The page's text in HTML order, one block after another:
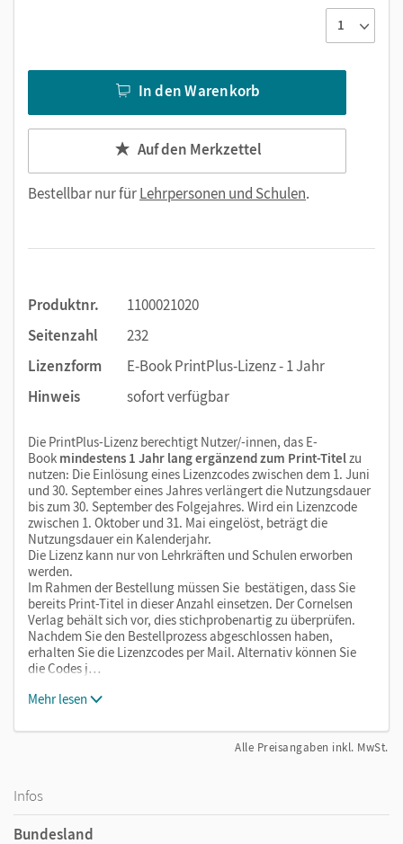
In den Warenkorb
Auf den Merkzettel
Bestellbar nur fürLehrpersonen und Schulen.
Produktnr.
1100021020
Seitenzahl
232
Lizenzform
E-Book PrintPlus-Lizenz - 1 Jahr
Hinweis
sofort verfügbar
Die PrintPlus-Lizenz berechtigt Nutzer/-innen, das E-
Book mindestens 1 Jahr lang ergänzend zum Print-Titelzu
nutzen: Die Einlösung eines Lizenzcodes zwischen dem 1. Juni
und 30. September eines Jahres verlängert die Nutzungsdauer
bis zum 30. September des Folgejahres. Wird ein Lizenzcode
zwischen 1. Oktober und 31. Mai eingelöst, beträgt die
Nutzungsdauer ein Kalenderjahr.
Die Lizenz kann nur von Lehrkräften und Schulen erworben
werden.
Im Rahmen der Bestellung müssen Sie bestätigen, dass Sie
bereits Print-Titel in dieser Anzahl einsetzen. Der Cornelsen
Verlag behält sich vor, dies stichprobenartig zu überprüfen.
Nachdem Sie den Bestellprozess abgeschlossen haben,
erhalten Sie die Lizenzcodes per Mail. Alternativ können Sie
die Codes j…
Mehr lesen
Alle Preisangaben inkl. MwSt.
Infos
Bundesland